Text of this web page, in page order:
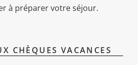
à préparer votre séjour.
CHÈQUES VACANCES